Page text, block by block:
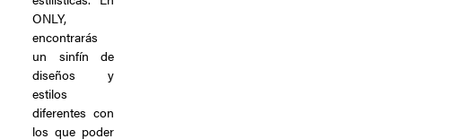
ONLY,
encontrarás
un sinfín de
diseños y
estilos
diferentes con
los que poder